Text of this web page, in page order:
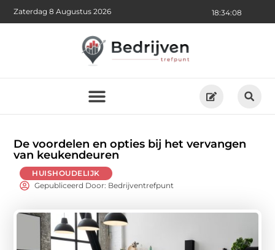
18:34:09
Zaterdag 8 Augustus 2026
De voordelen en opties bij het vervangen
van keukendeuren
HUISHOUDELIJK
Gepubliceerd Door: Bedrijventrefpunt